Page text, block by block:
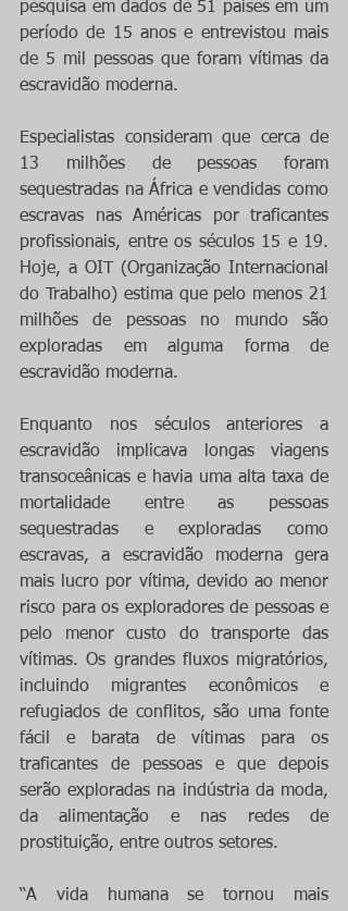
pesquisa em dados de 51 países em um
período de 15 anos e entrevistou mais
de 5 mil pessoas que foram vítimas da
escravidão moderna.
Especialistas consideram que cerca de
13 milhões de pessoas foram
sequestradas na África e vendidas como
escravas nas Américas por traficantes
profissionais, entre os séculos 15 e 19.
Hoje, a OIT (Organização Internacional
do Trabalho) estima que pelo menos 21
milhões de pessoas no mundo são
exploradas em alguma forma de
escravidão moderna.
Enquanto nos séculos anteriores a
escravidão implicava longas viagens
transoceânicas e havia uma alta taxa de
mortalidade entre as pessoas
sequestradas e exploradas como
escravas, a escravidão moderna gera
mais lucro por vítima, devido ao menor
risco para os exploradores de pessoas e
pelo menor custo do transporte das
vítimas. Os grandes fluxos migratórios,
incluindo migrantes econômicos e
refugiados de conflitos, são uma fonte
fácil e barata de vítimas para os
traficantes de pessoas e que depois
serão exploradas na indústria da moda,
da alimentação e nas redes de
prostituição, entre outros setores.
“A vida humana se tornou mais